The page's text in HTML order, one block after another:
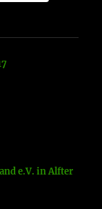
e.V. in Alfter